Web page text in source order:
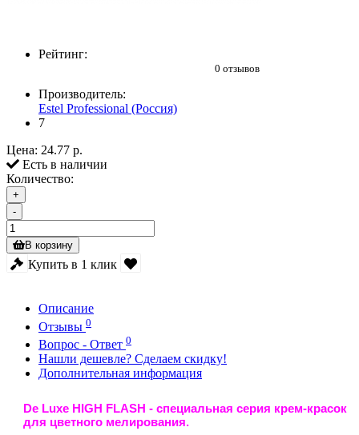
Рейтинг:
0 отзывов
Производитель:
Estel Professional (Россия)
7
Цена: 24.77 р.
Есть в наличии
Количество:
+
-
В корзину
Купить в 1 клик
Описание
Отзывы 0
Вопрос - Ответ 0
Нашли дешевле? Сделаем скидку!
Дополнительная информация
De Luxe HIGH FLASH - специальная серия крем-красок
для цветного мелирования.